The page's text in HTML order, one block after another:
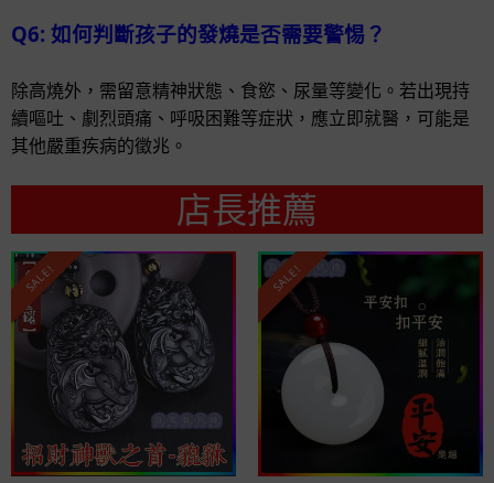
Q6: 如何判斷孩子的發燒是否需要警惕？
除高燒外，需留意精神狀態、食慾、尿量等變化。若出現持
續嘔吐、劇烈頭痛、呼吸困難等症狀，應立即就醫，可能是
其他嚴重疾病的徵兆。
店長推薦
SALE! SALE!